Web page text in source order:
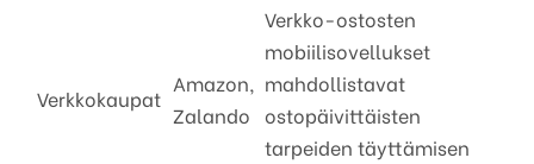
Verkkokaupat
Amazon,
Zalando
Verkko-ostosten
mobiilisovellukset
mahdollistavat
ostopäivittäisten
tarpeiden täyttämisen